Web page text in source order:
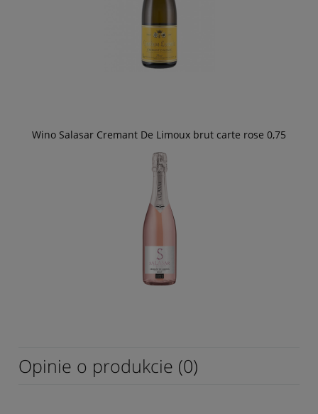
Wino Salasar Cremant De Limoux brut carte rose 0,75
Opinie o produkcie (0)